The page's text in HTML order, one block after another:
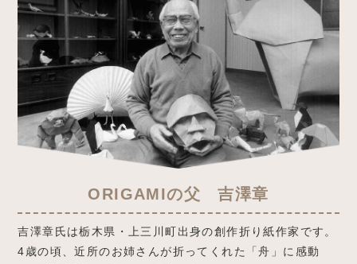
カエル
でんしょう あそべる うごく
ORIGAMIの父 吉澤章
吉澤章氏は栃木県・上三川町出身の創作折り紙作家です。
4歳の頃、近所のお姉さんが折ってくれた「舟」に感動